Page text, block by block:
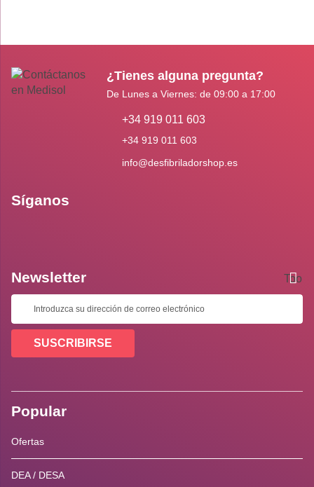
¿Tienes alguna pregunta?
De Lunes a Viernes: de 09:00 a 17:00
+34 919 011 603
+34 919 011 603
info@desfibriladorshop.es
Síganos
Newsletter
SUSCRIBIRSE
Popular
Ofertas
DEA / DESA